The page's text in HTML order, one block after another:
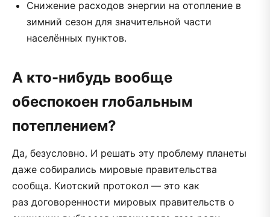
Снижение расходов энергии на отопление в
зимний сезон для значительной части
населённых пунктов.
А кто-нибудь вообще
обеспокоен глобальным
потеплением?
Да, безусловно. И решать эту проблему планеты
даже собирались мировые правительства
сообща. Киотский протокол — это как
раз договоренности мировых правительств о